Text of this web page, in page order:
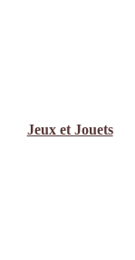
Jeux et Jouets